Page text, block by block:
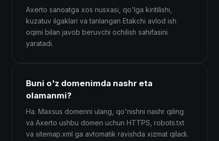
Axerto sanoatga xos nusxasi, qo'lga kiritilishi,
kuzatuv ilgaklari va tanlangan Etakchi avlod ish
oqimi bilan javob beruvchi ochilish sahifasini
yaratadi.
Buni o'z domenimda nashr eta
olamanmi?
Ha. Maxsus domenni ulang, qo'nishni nashr qiling
va Axerto ushbu domen uchun HTTPS, robots.txt
va sitemap.xml ga avtomatik ravishda xizmat qiladi.